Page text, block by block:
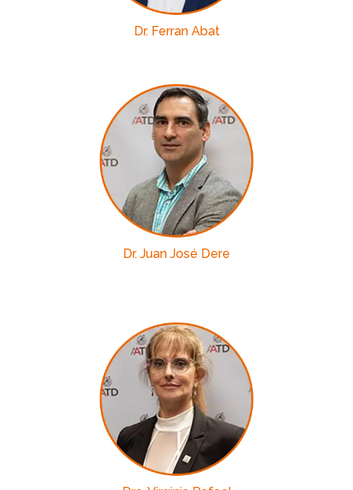
Dr. Ferran Abat
Dr. Juan José Dere